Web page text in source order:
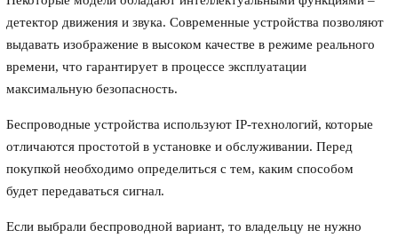
детектор движения и звука. Современные устройства позволяют
выдавать изображение в высоком качестве в режиме реального
времени, что гарантирует в процессе эксплуатации
максимальную безопасность.
Беспроводные устройства используют IP-технологий, которые
отличаются простотой в установке и обслуживании. Перед
покупкой необходимо определиться с тем, каким способом
будет передаваться сигнал.
Если выбрали беспроводной вариант, то владельцу не нужно